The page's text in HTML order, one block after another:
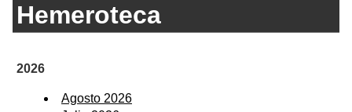
Hemeroteca
2026
Agosto 2026